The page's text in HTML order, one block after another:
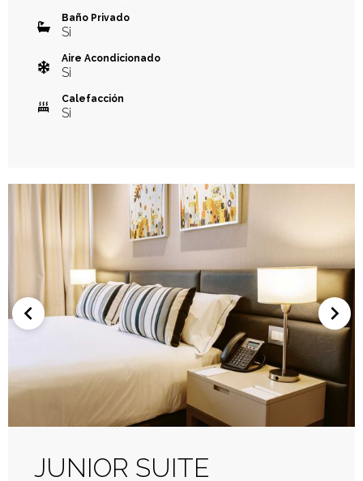
Baño Privado
Si
Aire Acondicionado
Si
Calefacción
Si
JUNIOR SUITE